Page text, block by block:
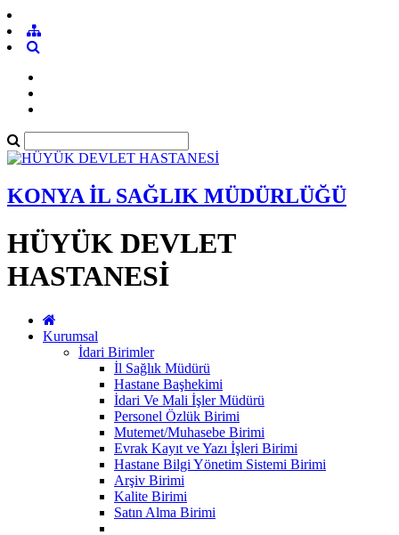
KONYA İL SAĞLIK MÜDÜRLÜĞÜ
HÜYÜK DEVLET
HASTANESİ
Kurumsal
İdari Birimler
İl Sağlık Müdürü
Hastane Başhekimi
İdari Ve Mali İşler Müdürü
Personel Özlük Birimi
Mutemet/Muhasebe Birimi
Evrak Kayıt ve Yazı İşleri Birimi
Hastane Bilgi Yönetim Sistemi Birimi
Arşiv Birimi
Kalite Birimi
Satın Alma Birimi